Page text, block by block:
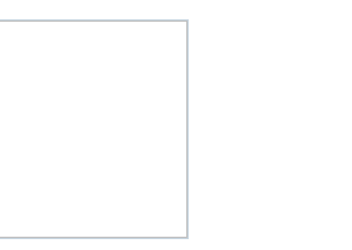
业Windows数据恢复软件